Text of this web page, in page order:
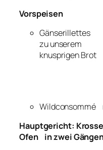
Vorspeisen
Gänserillettes
zu unserem
knusprigen Brot
Wildconsommé
Hauptgericht:
Ofen in zwei